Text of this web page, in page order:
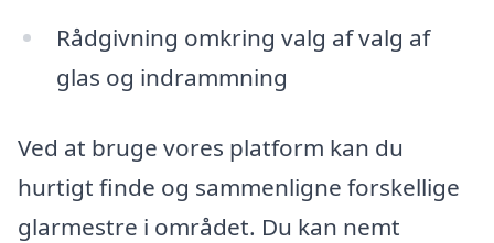
Rådgivning omkring valg af valg af
glas og indrammning
Ved at bruge vores platform kan du
hurtigt finde og sammenligne forskellige
glarmestre i området. Du kan nemt